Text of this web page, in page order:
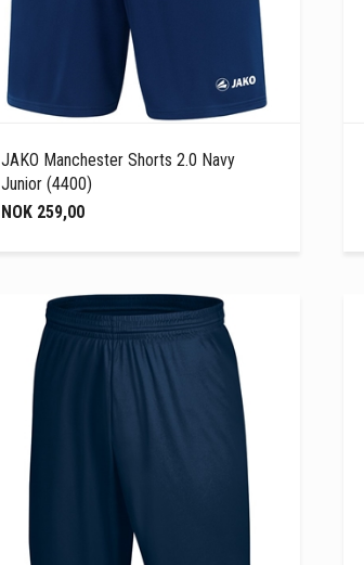
JAKO Manchester Shorts 2.0 Navy
Junior (4400)
NOK 259,00